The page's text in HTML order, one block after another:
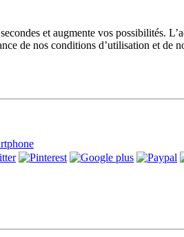
et augmente vos possibilités.
de nos conditions d’utilisation et